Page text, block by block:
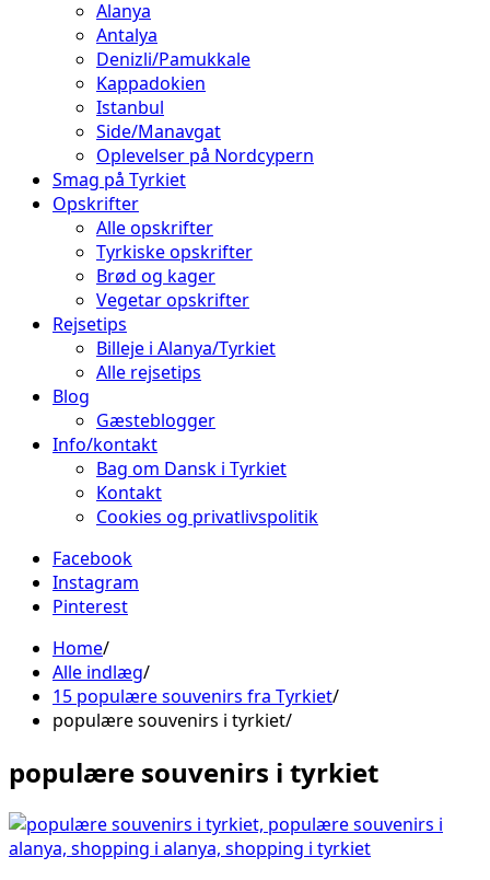
Alanya
Antalya
Denizli/Pamukkale
Kappadokien
Istanbul
Side/Manavgat
Oplevelser på Nordcypern
Smag på Tyrkiet
Opskrifter
Alle opskrifter
Tyrkiske opskrifter
Brød og kager
Vegetar opskrifter
Rejsetips
Billeje i Alanya/Tyrkiet
Alle rejsetips
Blog
Gæsteblogger
Info/kontakt
Bag om Dansk i Tyrkiet
Kontakt
Cookies og privatlivspolitik
Facebook
Instagram
Pinterest
Home
Alle indlæg
15 populære souvenirs fra Tyrkiet
populære souvenirs i tyrkiet
populære souvenirs i tyrkiet